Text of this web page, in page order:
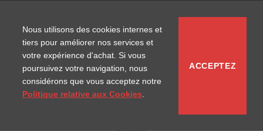
Nous utilisons des cookies internes et
tiers pour améliorer nos services et
votre expérience d'achat. Si vous
poursuivez votre navigation, nous
considérons que vous acceptez notre
Politique relative aux Cookies
ACCEPTEZ